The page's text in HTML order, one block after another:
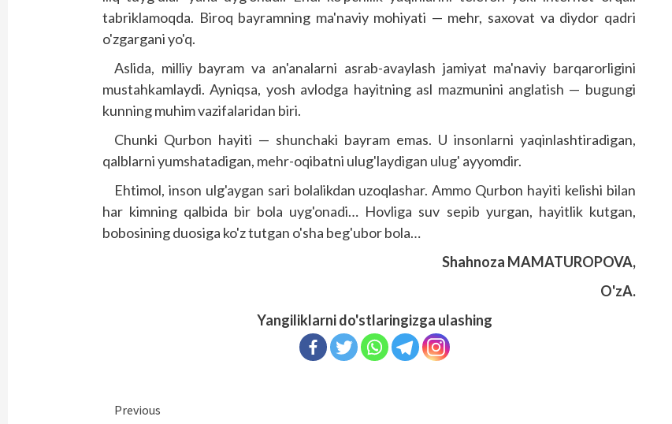
tabriklamoqda. Biroq bayramning ma'naviy mohiyati — mehr, saxovat va diydor qadri
o'zgargani yo'q.
Aslida, milliy bayram va an'analarni asrab-avaylash jamiyat ma'naviy barqarorligini
mustahkamlaydi. Ayniqsa, yosh avlodga hayitning asl mazmunini anglatish — bugungi
kunning muhim vazifalaridan biri.
Chunki Qurbon hayiti — shunchaki bayram emas. U insonlarni yaqinlashtiradigan,
qalblarni yumshatadigan, mehr-oqibatni ulug'laydigan ulug' ayyomdir.
Ehtimol, inson ulg'aygan sari bolalikdan uzoqlashar. Ammo Qurbon hayiti kelishi bilan
har kimning qalbida bir bola uyg'onadi… Hovliga suv sepib yurgan, hayitlik kutgan,
bobosining duosiga ko'z tutgan o'sha beg'ubor bola…
Shahnoza MAMATUROPOVA,
O'zA.
Yangiliklarni do'stlaringizga ulashing
Continue
Previous